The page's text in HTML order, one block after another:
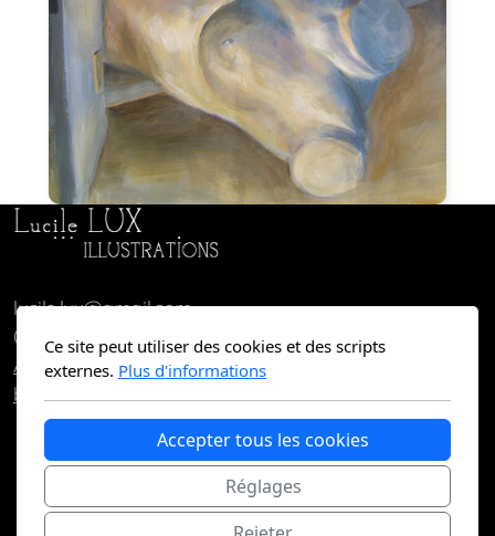
lucile.lux@gmail.com
0627066795
Accueil Illustrations Graphisme
biblio
Copyright Lucile Lux ©2025 , tous droits réservés,
Ce site peut utiliser des cookies et des scripts
externes. Plus d'informations
Accepter tous les cookies
Réglages